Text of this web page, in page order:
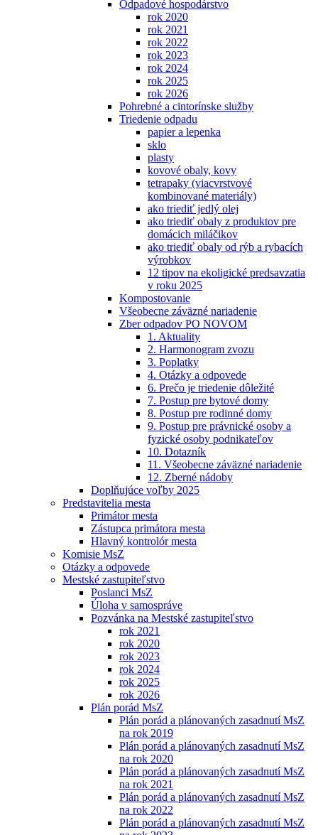
Odpadové hospodárstvo
rok 2020
rok 2021
rok 2022
rok 2023
rok 2024
rok 2025
rok 2026
Pohrebné a cintorínske služby
Triedenie odpadu
papier a lepenka
sklo
plasty
kovové obaly, kovy
tetrapaky (viacvrstvové
kombinované materiály)
ako triediť jedlý olej
ako triediť obaly z produktov pre
domácich miláčikov
ako triediť obaly od rýb a rybacích
výrobkov
12 tipov na ekoligické predsavzatia
v roku 2025
Kompostovanie
Všeobecne záväzné nariadenie
Zber odpadov PO NOVOM
1. Aktuality
2. Harmonogram zvozu
3. Poplatky
4. Otázky a odpovede
6. Prečo je triedenie dôležité
7. Postup pre bytové domy
8. Postup pre rodinné domy
9. Postup pre právnické osoby a
fyzické osoby podnikateľov
10. Dotazník
11. Všeobecne záväzné nariadenie
12. Zberné nádoby
Doplňujúce voľby 2025
Predstavitelia mesta
Primátor mesta
Zástupca primátora mesta
Hlavný kontrolór mesta
Komisie MsZ
Otázky a odpovede
Mestské zastupiteľstvo
Poslanci MsZ
Úloha v samospráve
Pozvánka na Mestské zastupiteľstvo
rok 2021
rok 2020
rok 2023
rok 2024
rok 2025
rok 2026
Plán porád MsZ
Plán porád a plánovaných zasadnutí MsZ
na rok 2019
Plán porád a plánovaných zasadnutí MsZ
na rok 2020
Plán porád a plánovaných zasadnutí MsZ
na rok 2021
Plán porád a plánovaných zasadnutí MsZ
na rok 2022
Plán porád a plánovaných zasadnutí MsZ